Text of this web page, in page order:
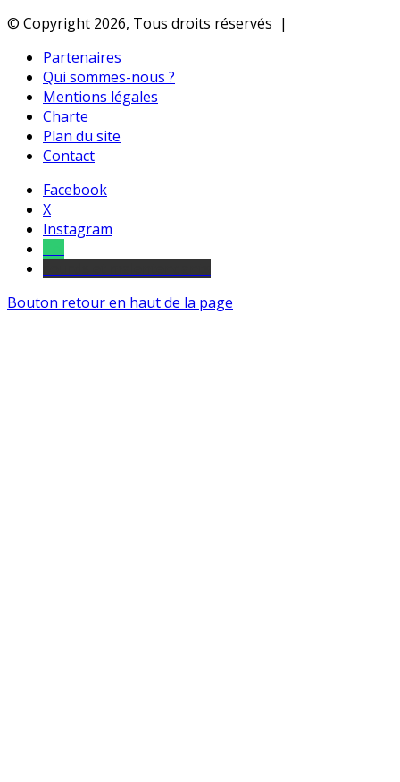
© Copyright 2026, Tous droits réservés |
Partenaires
Qui sommes-nous ?
Mentions légales
Charte
Plan du site
Contact
Facebook
X
Instagram
Bouton retour en haut de la page